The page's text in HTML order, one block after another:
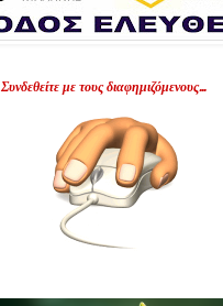
Συνδεθείτε με τους διαφημιζόμενους...